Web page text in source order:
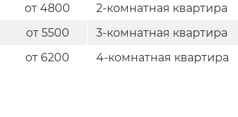
от 4800
от 5500
от 6200
2-комнатная квартира
3-комнатная квартира
4-комнатная квартира